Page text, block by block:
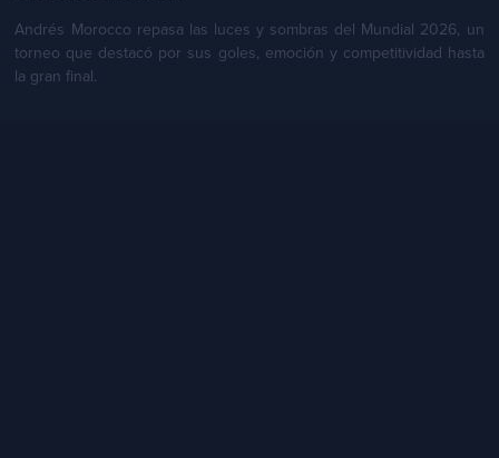
Andrés Morocco repasa las luces y sombras del Mundial 2026, un
torneo que destacó por sus goles, emoción y competitividad hasta
la gran final.